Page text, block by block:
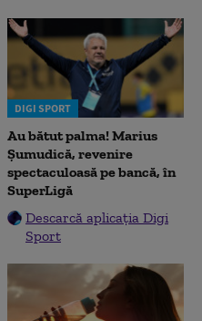
DIGI SPORT
Au bătut palma! Marius
Șumudică, revenire
spectaculoasă pe bancă, în
SuperLigă
Descarcă aplicația Digi
Sport